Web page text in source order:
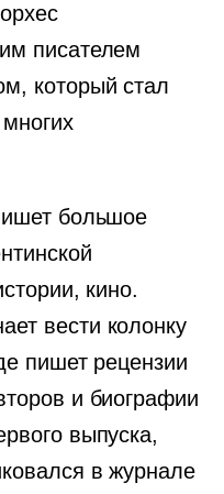
писателем
который стал
большое
кино.
вести колонку
пишет рецензии
и биографии
выпуска,
в журнале